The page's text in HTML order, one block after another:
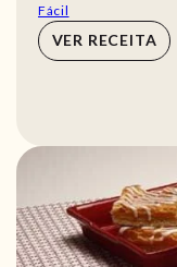
Fácil
VER RECEITA